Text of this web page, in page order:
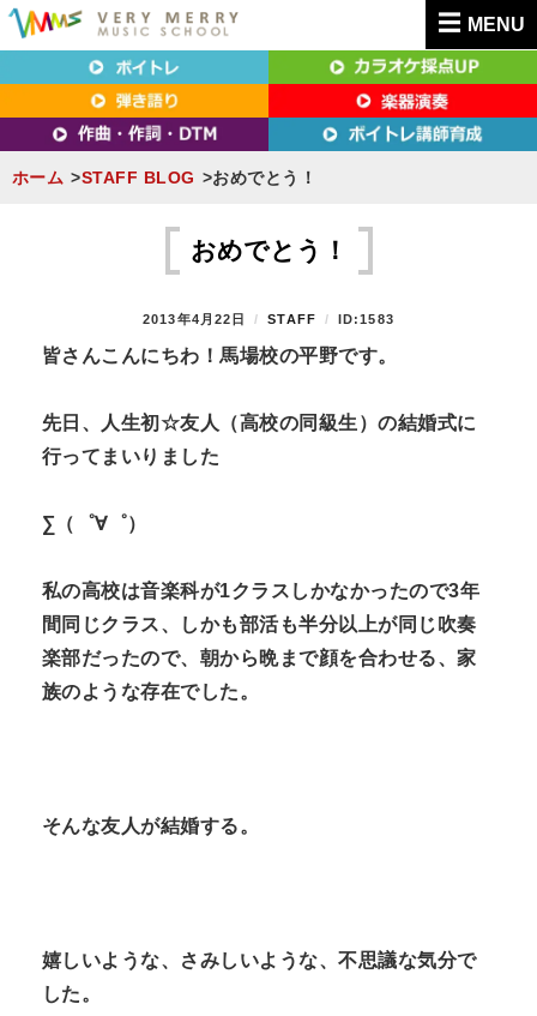
MENU
東京（新宿・八王子）・横浜・名古屋・京都で
「本気」になれるボイトレ教室｜VERY MERRY
MUSIC SCHOOL（ベリーメリー）
東京（新宿・八王子）・横浜・名古屋・京都で「本気」になれるボイトレ教室｜
VERY MERRY MUSIC SCHOOL（ベリーメリー）
ホーム STAFF BLOG おめでとう！
おめでとう！
P
S
E
D
O
2013年4月22日
B
STAFF ID:1583
皆さんこんにちわ！馬場校の平野です。
先日、人生初☆友人（高校の同級生）の結婚式に
行ってまいりました
∑（゜∀゜）
私の高校は音楽科が1クラスしかなかったので3年
間同じクラス、しかも部活も半分以上が同じ吹奏
楽部だったので、朝から晩まで顔を合わせる、家
族のような存在でした。
そんな友人が結婚する。
嬉しいような、さみしいような、不思議な気分で
した。